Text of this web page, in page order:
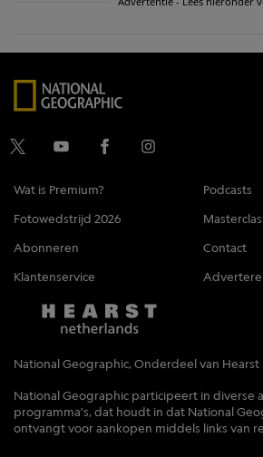
Wat is Premium?
Podcasts
Fotowedstrijd 2026
Abonneren
Contact
Klantenservice
National Geographic, Onderdeel van
National Geographic participeert in diverse
programma's, dat houdt in dat National
ontvangt voor aankopen middels links van